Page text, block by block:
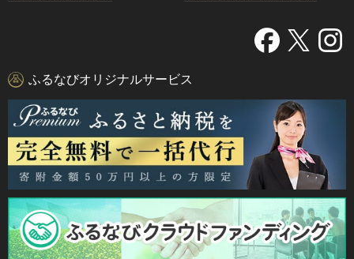
ふるなびオリジナルサービス